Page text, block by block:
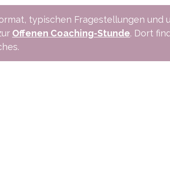
typischen Fragestellungen und
Offenen Coaching-Stunde. Dort